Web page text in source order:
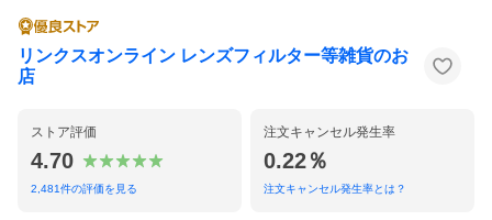
リンクスオンライン レンズフィルター等雑貨のお
店
ストア評価
4.70
2,481件の評価を見る
注文キャンセル発生率
0.22％
注文キャンセル発生率とは？